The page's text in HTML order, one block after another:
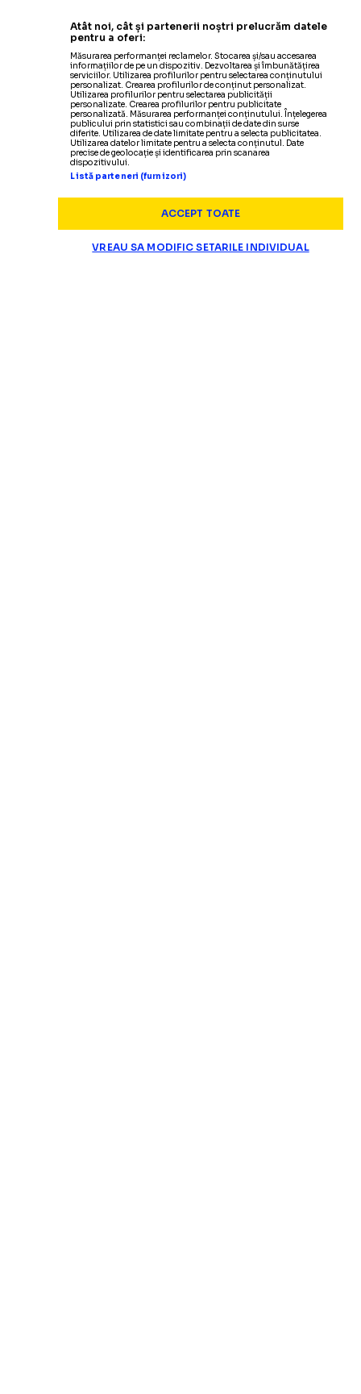
Atât noi, cât și partenerii noștri prelucrăm datele
pentru a oferi:
Măsurarea performanței reclamelor. Stocarea și/sau accesarea
informațiilor de pe un dispozitiv. Dezvoltarea și îmbunătățirea
serviciilor. Utilizarea profilurilor pentru selectarea conținutului
personalizat. Crearea profilurilor de conținut personalizat.
Utilizarea profilurilor pentru selectarea publicității
personalizate. Crearea profilurilor pentru publicitate
personalizată. Măsurarea performanței conținutului. Înțelegerea
publicului prin statistici sau combinații de date din surse
diferite. Utilizarea de date limitate pentru a selecta publicitatea.
Utilizarea datelor limitate pentru a selecta conținutul. Date
precise de geolocație și identificarea prin scanarea
dispozitivului.
Listă parteneri (furnizori)
ACCEPT TOATE
VREAU SA MODIFIC SETARILE INDIVIDUAL